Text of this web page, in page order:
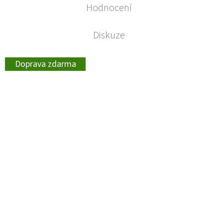
Hodnocení
Diskuze
Doprava zdarma